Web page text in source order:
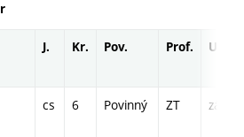
J. Kr. Pov. Prof. Uk.
cs 6 Povinný ZT zá,zk